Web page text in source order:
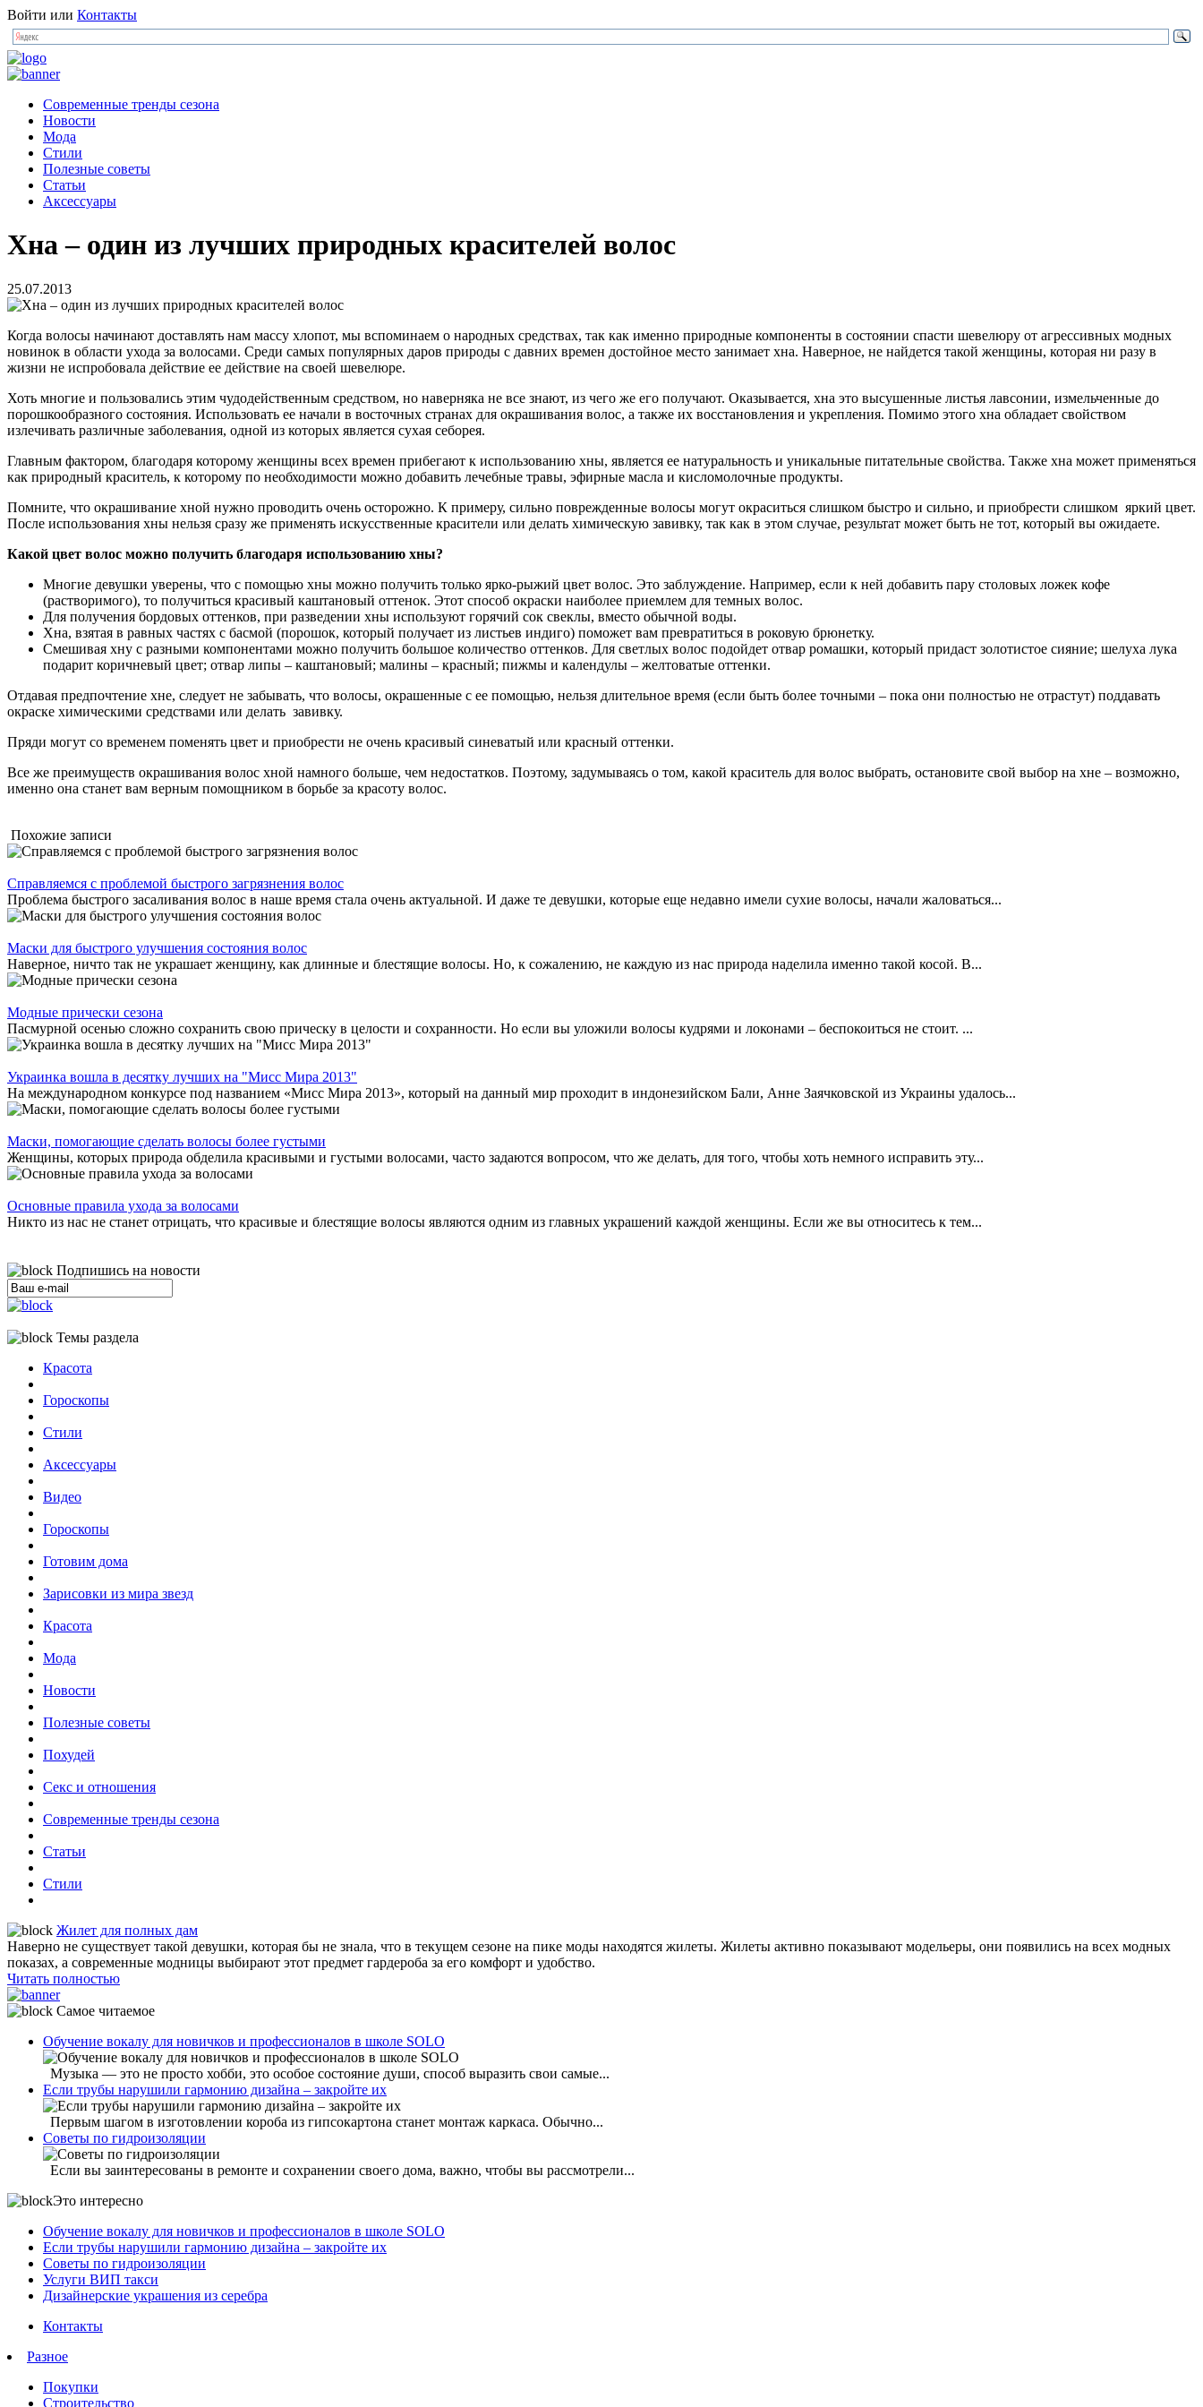
Войти или Контакты
Современные тренды сезона
Новости
Мода
Стили
Полезные советы
Статьи
Аксессуары
Хна – один из лучших природных красителей волос
25.07.2013
Когда волосы начинают доставлять нам массу хлопот, мы вспоминаем о народных средствах, так как именно природные компоненты в состоянии спасти шевелюру от агрессивных модных
новинок в области ухода за волосами. Среди самых популярных даров природы с давних времен достойное место занимает хна. Наверное, не найдется такой женщины, которая ни разу в
жизни не испробовала действие ее действие на своей шевелюре.
Хоть многие и пользовались этим чудодейственным средством, но наверняка не все знают, из чего же его получают. Оказывается, хна это высушенные листья лавсонии, измельченные до
порошкообразного состояния. Использовать ее начали в восточных странах для окрашивания волос, а также их восстановления и укрепления. Помимо этого хна обладает свойством
излечивать различные заболевания, одной из которых является сухая себорея.
Главным фактором, благодаря которому женщины всех времен прибегают к использованию хны, является ее натуральность и уникальные питательные свойства. Также хна может применяться
как природный краситель, к которому по необходимости можно добавить лечебные травы, эфирные масла и кисломолочные продукты.
Помните, что окрашивание хной нужно проводить очень осторожно. К примеру, сильно поврежденные волосы могут окраситься слишком быстро и сильно, и приобрести слишком яркий цвет.
После использования хны нельзя сразу же применять искусственные красители или делать химическую завивку, так как в этом случае, результат может быть не тот, который вы ожидаете.
Какой цвет волос можно получить благодаря использованию хны?
Многие девушки уверены, что с помощью хны можно получить только ярко-рыжий цвет волос. Это заблуждение. Например, если к ней добавить пару столовых ложек кофе
(растворимого), то получиться красивый каштановый оттенок. Этот способ окраски наиболее приемлем для темных волос.
Для получения бордовых оттенков, при разведении хны используют горячий сок свеклы, вместо обычной воды.
Хна, взятая в равных частях с басмой (порошок, который получает из листьев индиго) поможет вам превратиться в роковую брюнетку.
Смешивая хну с разными компонентами можно получить большое количество оттенков. Для светлых волос подойдет отвар ромашки, который придаст золотистое сияние; шелуха лука
подарит коричневый цвет; отвар липы – каштановый; малины – красный; пижмы и календулы – желтоватые оттенки.
Отдавая предпочтение хне, следует не забывать, что волосы, окрашенные с ее помощью, нельзя длительное время (если быть более точными – пока они полностью не отрастут) поддавать
окраске химическими средствами или делать завивку.
Пряди могут со временем поменять цвет и приобрести не очень красивый синеватый или красный оттенки.
Все же преимуществ окрашивания волос хной намного больше, чем недостатков. Поэтому, задумываясь о том, какой краситель для волос выбрать, остановите свой выбор на хне – возможно,
именно она станет вам верным помощником в борьбе за красоту волос.
Похожие записи
Справляемся с проблемой быстрого загрязнения волос
Проблема быстрого засаливания волос в наше время стала очень актуальной. И даже те девушки, которые еще недавно имели сухие волосы, начали жаловаться...
Маски для быстрого улучшения состояния волос
Наверное, ничто так не украшает женщину, как длинные и блестящие волосы. Но, к сожалению, не каждую из нас природа наделила именно такой косой. В...
Модные прически сезона
Пасмурной осенью сложно сохранить свою прическу в целости и сохранности. Но если вы уложили волосы кудрями и локонами – беспокоиться не стоит. ...
Украинка вошла в десятку лучших на "Мисс Мира 2013"
На международном конкурсе под названием «Мисс Мира 2013», который на данный мир проходит в индонезийском Бали, Анне Заячковской из Украины удалось...
Маски, помогающие сделать волосы более густыми
Женщины, которых природа обделила красивыми и густыми волосами, часто задаются вопросом, что же делать, для того, чтобы хоть немного исправить эту...
Основные правила ухода за волосами
Никто из нас не станет отрицать, что красивые и блестящие волосы являются одним из главных украшений каждой женщины. Если же вы относитесь к тем...
Подпишись на новости
Темы раздела
Красота
Гороскопы
Стили
Аксессуары
Видео
Гороскопы
Готовим дома
Зарисовки из мира звезд
Красота
Мода
Новости
Полезные советы
Похудей
Секс и отношения
Современные тренды сезона
Статьи
Стили
Жилет для полных дам
Наверно не существует такой девушки, которая бы не знала, что в текущем сезоне на пике моды находятся жилеты. Жилеты активно показывают модельеры, они появились на всех модных
показах, а современные модницы выбирают этот предмет гардероба за его комфорт и удобство.
Читать полностью
Самое читаемое
Обучение вокалу для новичков и профессионалов в школе SOLO
Музыка — это не просто хобби, это особое состояние души, способ выразить свои самые...
Если трубы нарушили гармонию дизайна – закройте их
Первым шагом в изготовлении короба из гипсокартона станет монтаж каркаса. Обычно...
Советы по гидроизоляции
Если вы заинтересованы в ремонте и сохранении своего дома, важно, чтобы вы рассмотрели...
Это интересно
Обучение вокалу для новичков и профессионалов в школе SOLO
Если трубы нарушили гармонию дизайна – закройте их
Советы по гидроизоляции
Услуги ВИП такси
Дизайнерские украшения из серебра
Контакты
Разное
Покупки
Строительство